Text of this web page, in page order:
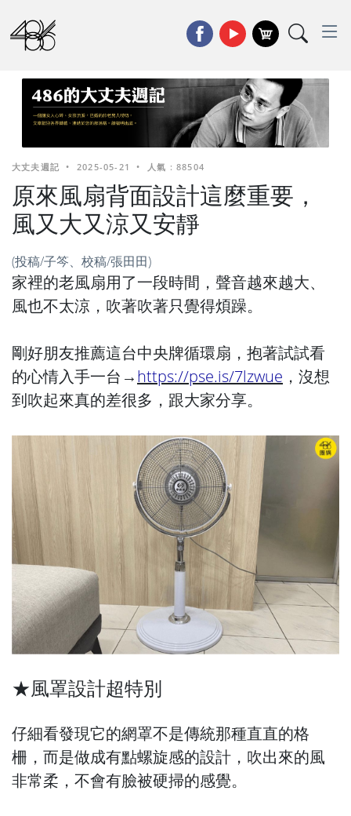
大丈夫週記 • 2025-05-21 • 人氣 : 88504
原來風扇背面設計這麼重要，
風又大又涼又安靜
(投稿/子笒、校稿/張田田)
家裡的老風扇用了一段時間，聲音越來越大、
風也不太涼，吹著吹著只覺得煩躁。
剛好朋友推薦這台中央牌循環扇，抱著試試看
的心情入手一台→https://pse.is/7lzwue ，沒想
到吹起來真的差很多，跟大家分享。
★風罩設計超特別
仔細看發現它的網罩不是傳統那種直直的格
柵，而是做成有點螺旋感的設計，吹出來的風
非常柔，不會有臉被硬掃的感覺。